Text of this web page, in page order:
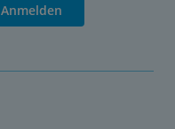
Anmelden